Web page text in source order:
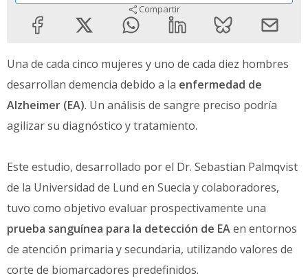
Compartir
Una de cada cinco mujeres y uno de cada diez hombres
desarrollan demencia debido a la enfermedad de
Alzheimer (EA). Un análisis de sangre preciso podría
agilizar su diagnóstico y tratamiento.
Este estudio, desarrollado por el Dr. Sebastian Palmqvist
de la Universidad de Lund en Suecia y colaboradores,
tuvo como objetivo evaluar prospectivamente una
prueba sanguínea para la detección de EAen entornos
de atención primaria y secundaria, utilizando valores de
corte de biomarcadores predefinidos.